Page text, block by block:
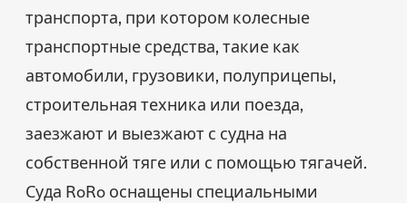
транспорта, при котором колесные
транспортные средства, такие как
автомобили, грузовики, полуприцепы,
строительная техника или поезда,
заезжают и выезжают с судна на
собственной тяге или с помощью тягачей.
Суда RoRo оснащены специальными